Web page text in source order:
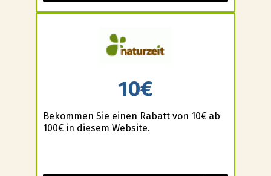
10€
Bekommen Sie einen Rabatt von 10€ ab
100€ in diesem Website.